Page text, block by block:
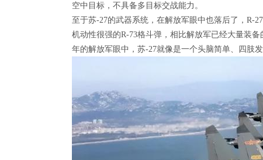
空中目标，不具备多目标交战能力。
至于苏-27的武器系统，在解放军眼中也落后了，R-
机动性很强的R-73格斗弹，相比解放军已经大量装
年的解放军眼中，苏-27就像是一个头脑简单、四肢